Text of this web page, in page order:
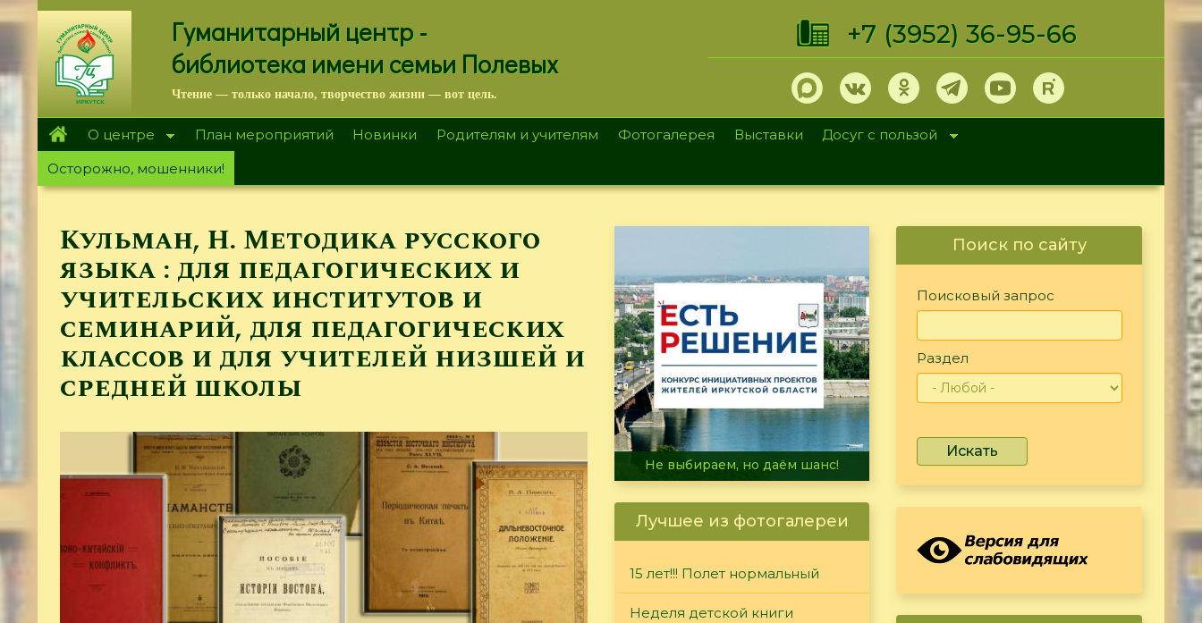
Перейти
к
основному
содержанию
Гуманитарный центр -
библиотека имени семьи Полевых
Чтение — только начало, творчество жизни — вот цель.
+7 (3952) 36-95-66
О центре План мероприятий Новинки Родителям и учителям Фотогалерея Выставки
Досуг с пользой
Осторожно, мошенники!
Кульман, Н. Методика русского
языка : для педагогических и
учительских институтов и
семинарий, для педагогических
классов и для учителей низшей и
средней школы
В огне не горит, в воде не тонет
Лучшее из фотогалереи
15 лет!!! Полет нормальный
Неделя детской книги
Поиск по сайту
Поисковый запрос
Раздел
Искать